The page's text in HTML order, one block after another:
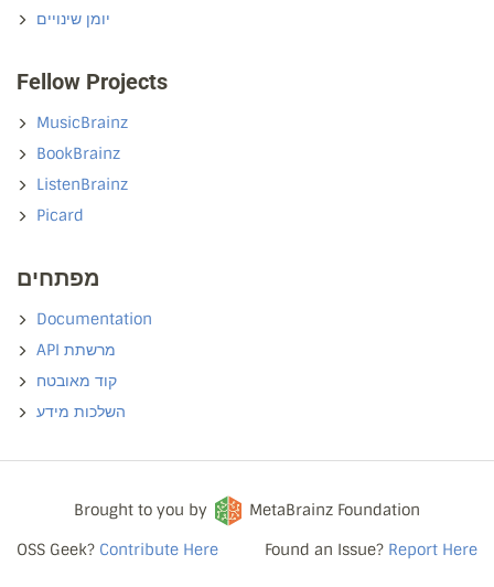
יומן שינויים
Fellow Projects
MusicBrainz
BookBrainz
ListenBrainz
Picard
מפתחים
Documentation
API מרשתת
קוד מאובטח
השלכות מידע
OSS Geek? Contribute Here
Brought to you by
MetaBrainz Foundation
Found an Issue? Report Here